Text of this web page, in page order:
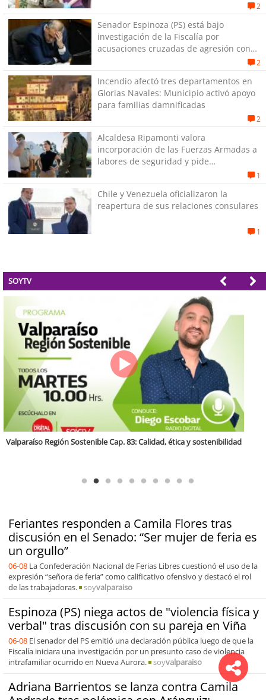
2
Senador Espinoza (PS) está bajo
investigación de la Fiscalía por
acusaciones cruzadas de agresión con
2
Incendio afectó tres departamentos en
Glorias Navales: Municipio activó apoyo
para familias damnificadas
2
Alcaldesa Ripamonti valora
incorporación de las Fuerzas Armadas a
labores de seguridad y pide
1
Chile y Venezuela oficializaron la
reapertura de sus relaciones consulares
1
SOYTV
Feriantes responden a Camila Flores tras
discusión en el Senado: “Ser mujer de feria es
un orgullo”
06-08 La Confederación Nacional de Ferias Libres cuestionó el uso de la
expresión “señora de feria” como calificativo ofensivo y destacó el rol
de las trabajadoras.
soyvalparaiso
Espinoza (PS) niega actos de "violencia física y
verbal" tras discusión con su pareja en Viña
06-08 El senador del PS emitió una declaración pública luego de que la
Fiscalía iniciara una investigación por un presunto caso de violencia
intrafamiliar ocurrido en Nueva Aurora.
soyvalparaiso
Adriana Barrientos se lanza contra Camila